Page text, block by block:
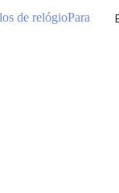
de relógioPara